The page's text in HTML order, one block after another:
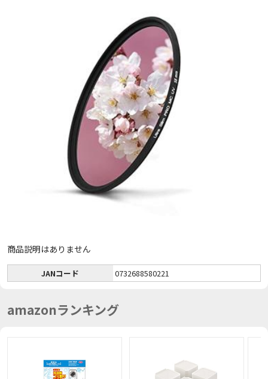
商品説明はありません
JANコード 0732688580221
amazonランキング